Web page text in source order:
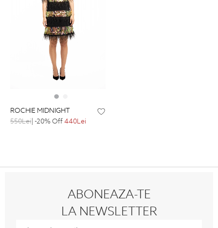
ROCHIE MIDNIGHT
550Lei| -20% Off440Lei
ABONEAZA-TE
LA NEWSLETTER